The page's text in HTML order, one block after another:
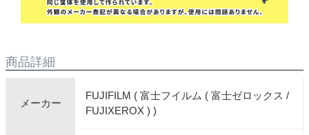
商品詳細
メーカー
FUJIFILM ( 富士フイルム ( 富士ゼロックス /
FUJIXEROX ) )